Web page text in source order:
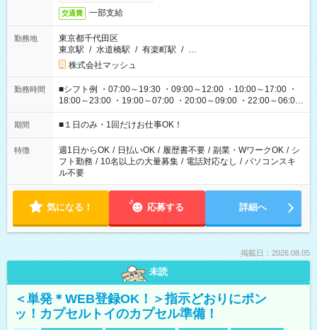
交通費 一部支給
勤務地
東京都千代田区
東京駅 / 水道橋駅 / 有楽町駅 / …
株式会社マッシュ
勤務時間
■シフト例 ・07:00～19:30 ・09:00～12:00 ・10:00～17:00 ・
18:00～23:00 ・19:00～07:00 ・20:00～09:00 ・22:00～06:00
etc ★最短で3時間で5,120円のお仕事から 15時間で2万円近く稼
げるお仕事も！ ご希望のお時間に合わせてご紹介！ ※シフトは
ください！
期間 ■１日のみ・1回だけお仕事OK！
特徴 週1日からOK / 日払いOK / 履歴書不要 / 副業・WワークOK / シ
フト勤務 / 10名以上の大量募集 / 電話対応なし / パソコンスキ
ル不要
気になる！ 応募する 詳細へ
掲載日：2026.08.05
未読
＜単発＊WEB登録OK！＞指示どおりにポン
ッ！カプセルトイのカプセル準備！